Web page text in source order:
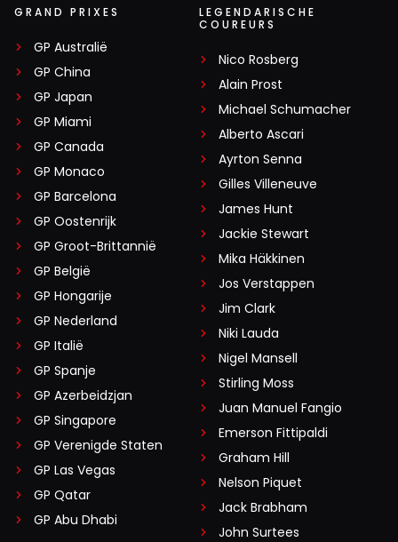
GRAND PRIXES
GP Australië
GP China
GP Japan
GP Miami
GP Canada
GP Monaco
GP Barcelona
GP Oostenrijk
GP Groot-Brittannië
GP België
GP Hongarije
GP Nederland
GP Italië
GP Spanje
GP Azerbeidzjan
GP Singapore
GP Verenigde Staten
GP Las Vegas
GP Qatar
GP Abu Dhabi
LEGENDARISCHE
COUREURS
Nico Rosberg
Alain Prost
Michael Schumacher
Alberto Ascari
Ayrton Senna
Gilles Villeneuve
James Hunt
Jackie Stewart
Mika Häkkinen
Jos Verstappen
Jim Clark
Niki Lauda
Nigel Mansell
Stirling Moss
Juan Manuel Fangio
Emerson Fittipaldi
Graham Hill
Nelson Piquet
Jack Brabham
John Surtees